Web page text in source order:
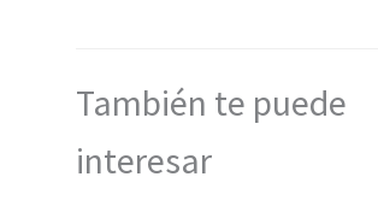
También te puede
interesar